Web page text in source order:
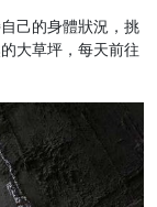
己的身體狀況，挑
大草坪，每天前往